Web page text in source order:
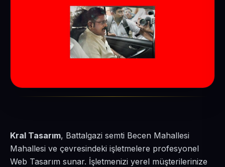
Kral Tasarım, Battalgazi semti Becen Mahallesi
Mahallesi ve çevresindeki işletmelere profesyonel
Web Tasarım sunar. İşletmenizi yerel müşterilerinize